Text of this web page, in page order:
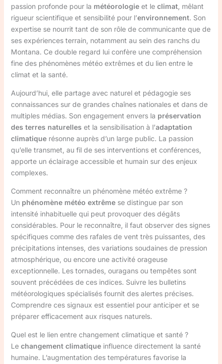
passion profonde pour la météorologieet le climat, mêlant
rigueur scientifique et sensibilité pour l’environnement. Son
expertise se nourrit tant de son rôle de communicante que de
ses expériences terrain, notamment au sein des ranchs du
Montana. Ce double regard lui confère une compréhension
fine des phénomènes météo extrêmes et du lien entre le
climat et la santé.
Aujourd’hui, elle partage avec naturel et pédagogie ses
connaissances sur de grandes chaînes nationales et dans de
multiples médias. Son engagement envers la préservation
des terres naturelles et la sensibilisation à l’adaptation
climatiquerésonne auprès d’un large public. La passion
qu’elle transmet, au fil de ses interventions et conférences,
apporte un éclairage accessible et humain sur des enjeux
complexes.
Comment reconnaître un phénomène météo extrême ?
Un phénomène météo extrêmese distingue par son
intensité inhabituelle qui peut provoquer des dégâts
considérables. Pour le reconnaître, il faut observer des signes
spécifiques comme des rafales de vent très puissantes, des
précipitations intenses, des variations soudaines de pression
atmosphérique, ou encore une activité orageuse
exceptionnelle. Les tornades, ouragans ou tempêtes sont
souvent précédées de ces indices. Suivre les bulletins
météorologiques spécialisés fournit des alertes précises.
Comprendre ces signaux est essentiel pour anticiper et se
préparer efficacement aux risques naturels.
Quel est le lien entre changement climatique et santé ?
Le changement climatiqueinfluence directement la santé
humaine. L’augmentation des températures favorise la